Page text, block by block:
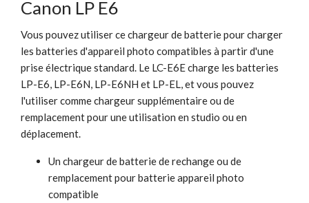
Canon LP E6
Vous pouvez utiliser ce chargeur de batterie pour charger
les batteries d'appareil photo compatibles à partir d'une
prise électrique standard. Le LC-E6E charge les batteries
LP-E6, LP-E6N, LP-E6NH et LP-EL, et vous pouvez
l'utiliser comme chargeur supplémentaire ou de
remplacement pour une utilisation en studio ou en
déplacement.
Un chargeur de batterie de rechange ou de
remplacement pour batterie appareil photo
compatible